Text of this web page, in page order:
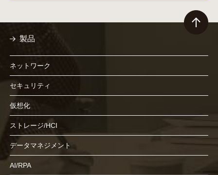
製品
ネットワーク
セキュリティ
仮想化
ストレージ/HCI
データマネジメント
AI/RPA